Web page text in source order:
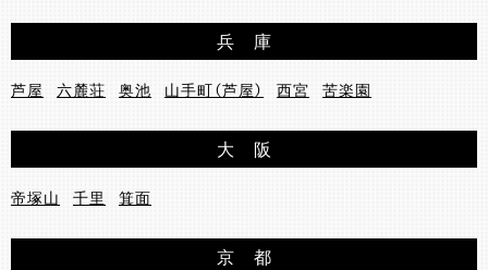
兵 庫
芦屋 六麓荘 奥池 山手町（芦屋） 西宮 苦楽園
大 阪
帝塚山 千里 箕面
京 都